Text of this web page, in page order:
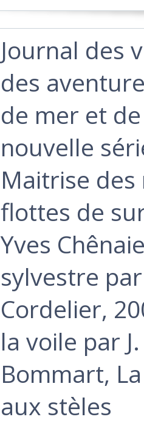
‎Journal des
des
de mer et
nouvelle
Maitrise
flottes de
Yves
sylvestre
Cordelier,
la voile par
Bommart,
aux stèles‎